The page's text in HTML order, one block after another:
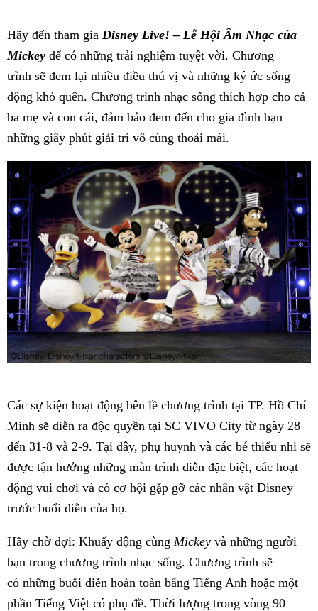
Hãy đến tham gia Disney Live! – Lễ Hội Âm Nhạc của
Mickey để có những trải nghiệm tuyệt vời. Chương
trình sẽ đem lại nhiều điều thú vị và những ký ức sống
động khó quên. Chương trình nhạc sống thích hợp cho cả
ba mẹ và con cái, đảm bảo đem đến cho gia đình bạn
những giây phút giải trí vô cùng thoải mái.
Các sự kiện hoạt động bên lề chương trình tại TP. Hồ Chí
Minh sẽ diễn ra độc quyền tại SC VIVO City từ ngày 28
đến 31-8 và 2-9. Tại đây, phụ huynh và các bé thiếu nhi sẽ
được tận hưởng những màn trình diễn đặc biệt, các hoạt
động vui chơi và có cơ hội gặp gỡ các nhân vật Disney
trước buổi diễn của họ.
Hãy chờ đợi: Khuấy động cùng Mickey và những người
bạn trong chương trình nhạc sống. Chương trình sẽ
có những buổi diễn hoàn toàn bằng Tiếng Anh hoặc một
phần Tiếng Việt có phụ đề. Thời lượng trong vòng 90